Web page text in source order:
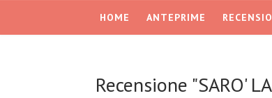
HOME ANTEPRIME
Recensione "SARO'